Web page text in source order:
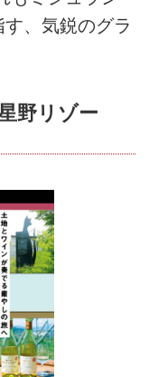
す、気鋭のグラ
野リゾー